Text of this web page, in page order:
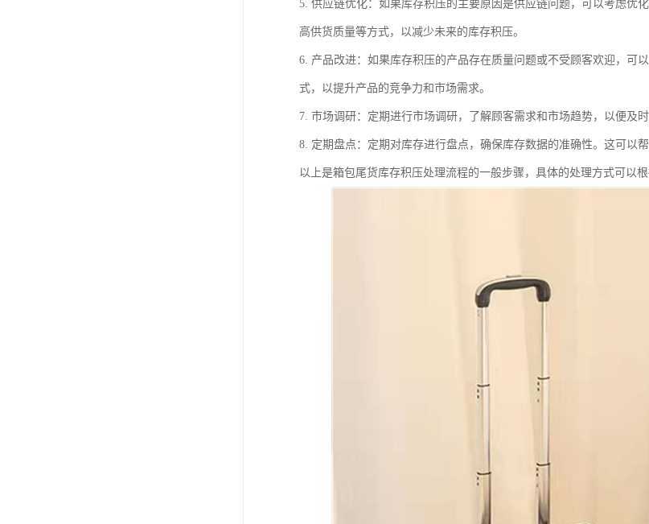
5. 供应链优化：如果库存积压的主要原因是供应链问题，可以考虑优
高供货质量等方式，以减少未来的库存积压。
6. 产品改进：如果库存积压的产品存在质量问题或不受顾客欢迎，可
式，以提升产品的竞争力和市场需求。
7. 市场调研：定期进行市场调研，了解顾客需求和市场趋势，以便及
8. 定期盘点：定期对库存进行盘点，确保库存数据的准确性。这可以
以上是箱包尾货库存积压处理流程的一般步骤，具体的处理方式可以